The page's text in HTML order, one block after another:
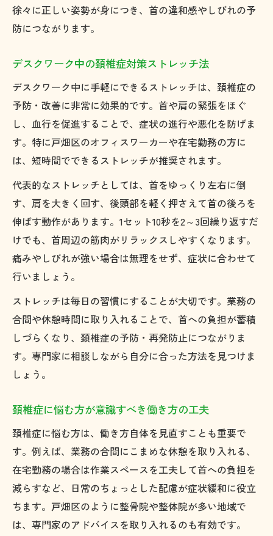
徐々に正しい姿勢が身につき、首の違和感やしびれの予
防につながります。
デスクワーク中の頚椎症対策ストレッチ法
デスクワーク中に手軽にできるストレッチは、頚椎症の
予防・改善に非常に効果的です。首や肩の緊張をほぐ
し、血行を促進することで、症状の進行や悪化を防げま
す。特に戸畑区のオフィスワーカーや在宅勤務の方に
は、短時間でできるストレッチが推奨されます。
代表的なストレッチとしては、首をゆっくり左右に倒
す、肩を大きく回す、後頭部を軽く押さえて首の後ろを
伸ばす動作があります。1セット10秒を2～3回繰り返すだ
けでも、首周辺の筋肉がリラックスしやすくなります。
痛みやしびれが強い場合は無理をせず、症状に合わせて
行いましょう。
ストレッチは毎日の習慣にすることが大切です。業務の
合間や休憩時間に取り入れることで、首への負担が蓄積
しづらくなり、頚椎症の予防・再発防止につながりま
す。専門家に相談しながら自分に合った方法を見つけま
しょう。
頚椎症に悩む方が意識すべき働き方の工夫
頚椎症に悩む方は、働き方自体を見直すことも重要で
す。例えば、業務の合間にこまめな休憩を取り入れる、
在宅勤務の場合は作業スペースを工夫して首への負担を
減らすなど、日常のちょっとした配慮が症状緩和に役立
ちます。戸畑区のように整骨院や整体院が多い地域で
は、専門家のアドバイスを取り入れるのも有効です。